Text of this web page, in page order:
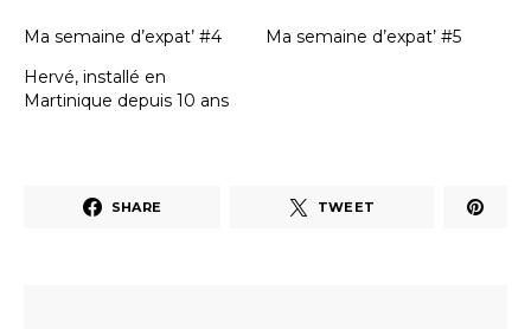
Ma semaine d’expat’ #4
Ma semaine d’expat’ #5
Hervé, installé en
Martinique depuis 10 ans
SHARE TWEET